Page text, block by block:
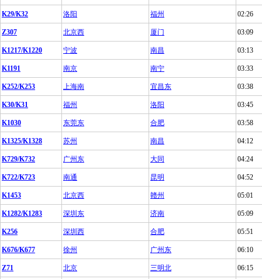
K29/K32 洛阳 福州 02:26
Z307 北京西 厦门 03:09
K1217/K1220 宁波 南昌 03:13
K1191 南京 南宁 03:33
K252/K253 上海南 宜昌东 03:38
K30/K31 福州 洛阳 03:45
K1030 东莞东 合肥 03:58
K1325/K1328 苏州 南昌 04:12
K729/K732 广州东 大同 04:24
K722/K723 南通 昆明 04:52
K1453 北京西 赣州 05:01
K1282/K1283 深圳东 济南 05:09
K256 深圳西 合肥 05:51
K676/K677 徐州 广州东 06:10
Z71 北京 三明北 06:15